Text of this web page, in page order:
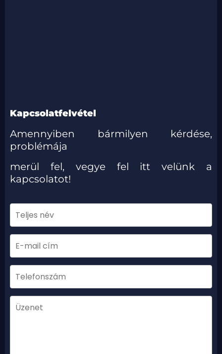
Kapcsolatfelvétel
Amennyiben bármilyen kérdése,
problémája
merül fel, vegye fel itt velünk a
kapcsolatot!